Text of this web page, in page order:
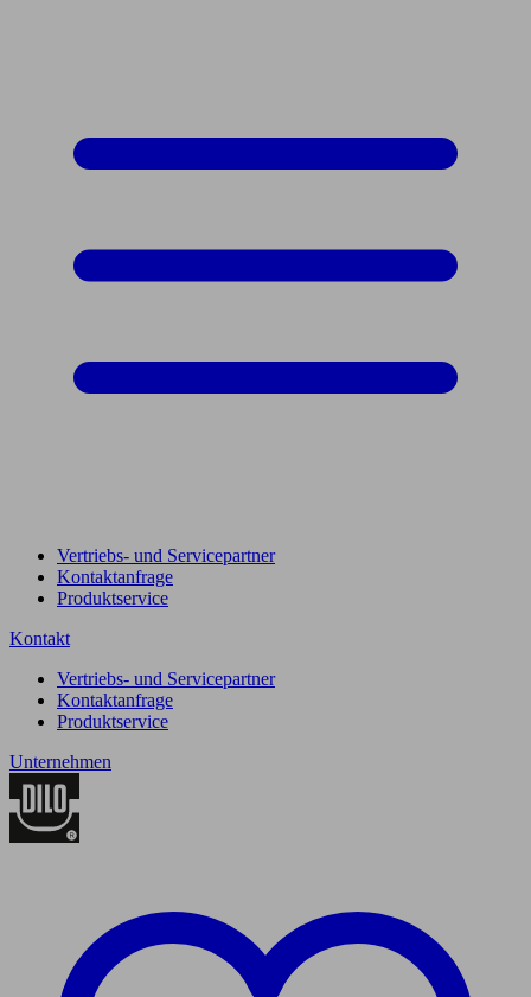
Vertriebs- und Servicepartner
Kontaktanfrage
Produktservice
Kontakt
Vertriebs- und Servicepartner
Kontaktanfrage
Produktservice
Unternehmen